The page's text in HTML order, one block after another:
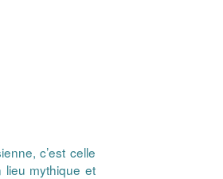
c’est celle
mythique et